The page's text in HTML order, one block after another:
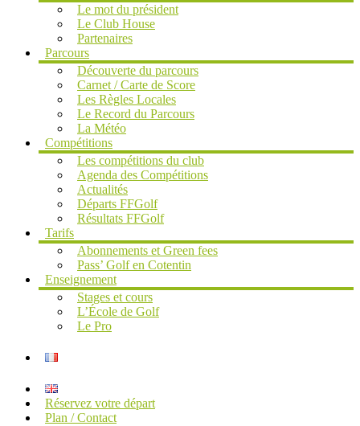
Le mot du président
Le Club House
Partenaires
Parcours
Découverte du parcours
Carnet / Carte de Score
Les Règles Locales
Le Record du Parcours
La Météo
Compétitions
Les compétitions du club
Agenda des Compétitions
Actualités
Départs FFGolf
Résultats FFGolf
Tarifs
Abonnements et Green fees
Pass’ Golf en Cotentin
Enseignement
Stages et cours
L’École de Golf
Le Pro
Réservez votre départ
Plan / Contact